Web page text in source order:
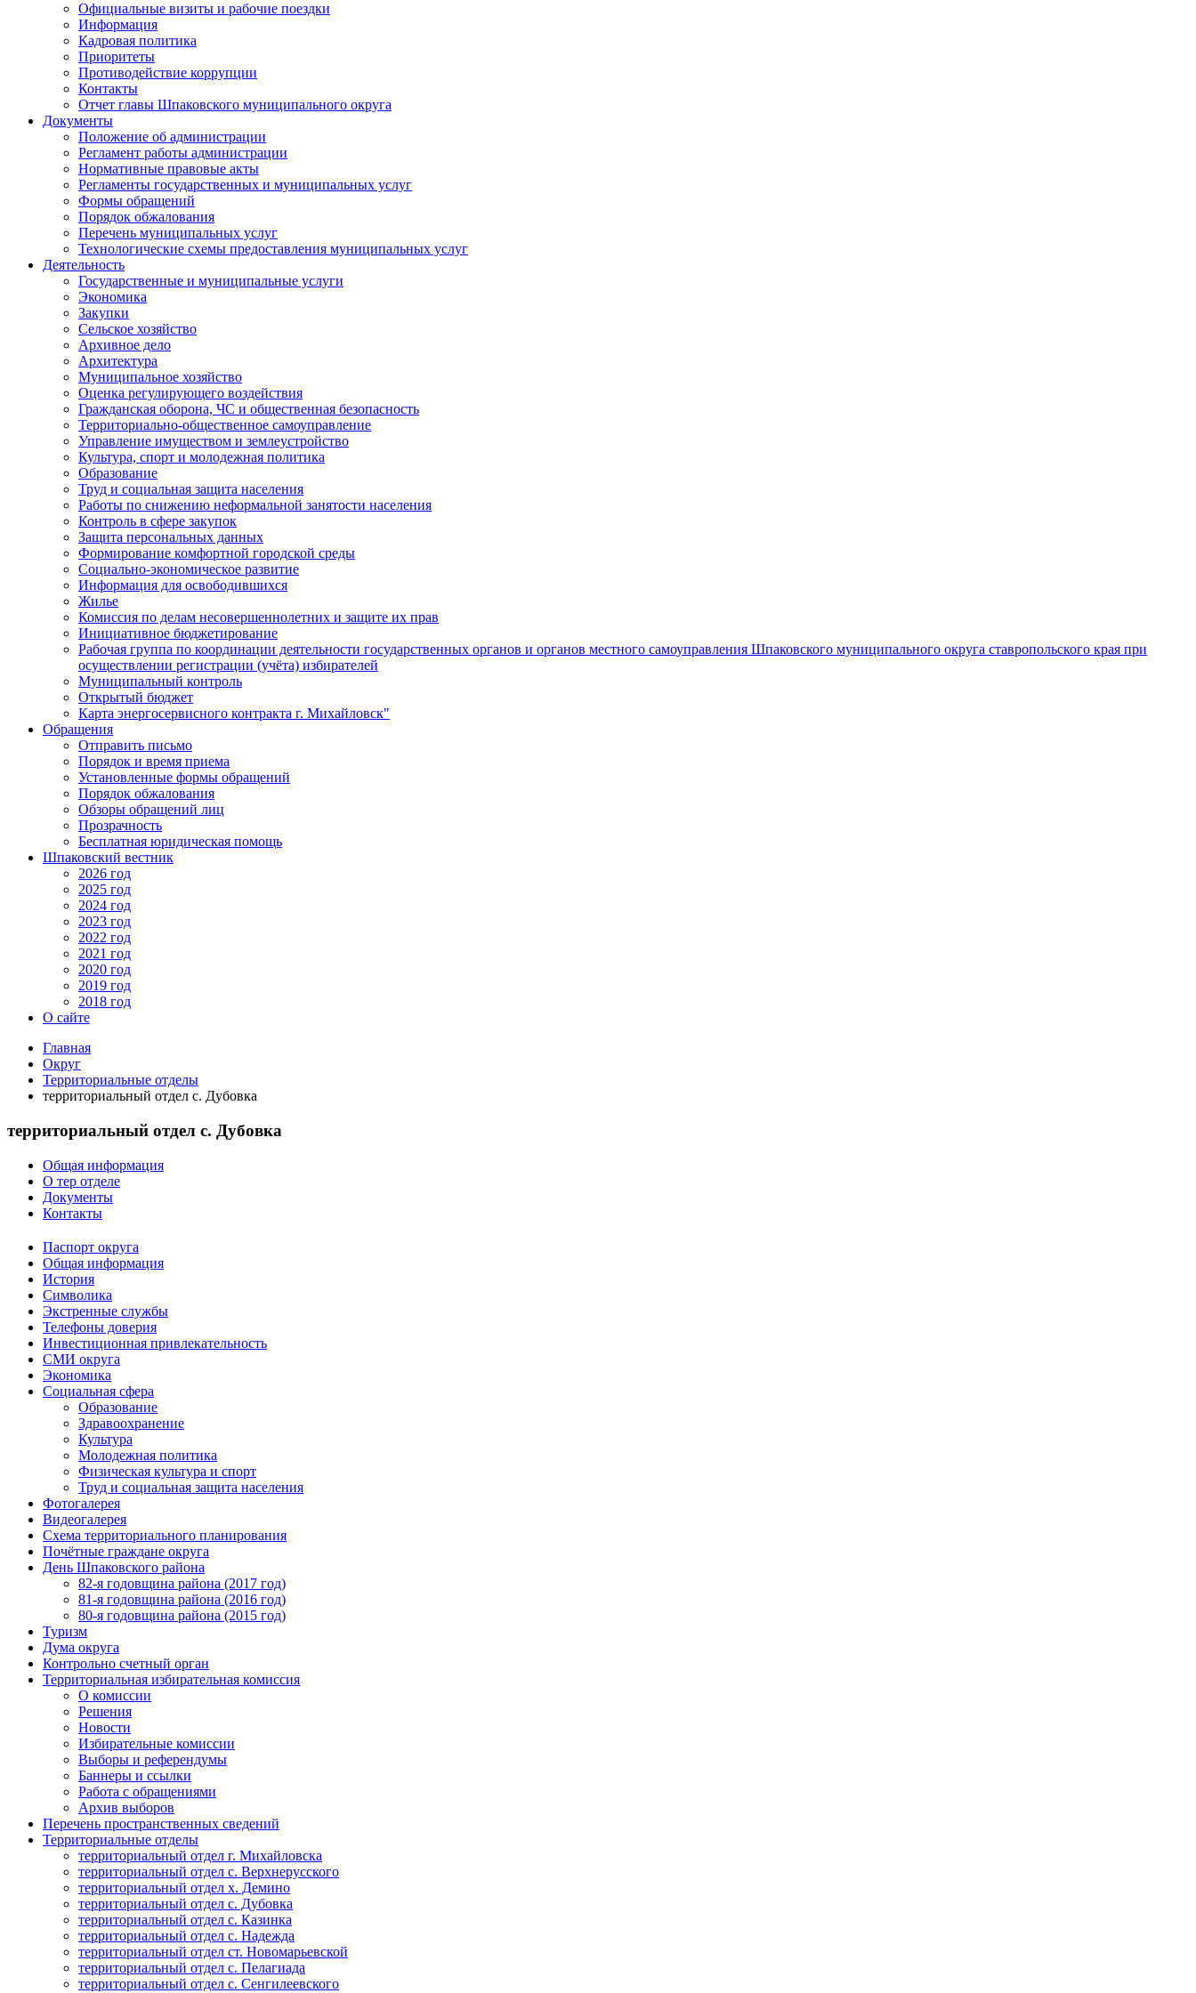
Официальные визиты и рабочие поездки
Информация
Кадровая политика
Приоритеты
Противодействие коррупции
Контакты
Отчет главы Шпаковского муниципального округа
Документы
Положение об администрации
Регламент работы администрации
Нормативные правовые акты
Регламенты государственных и муниципальных услуг
Формы обращений
Порядок обжалования
Перечень муниципальных услуг
Технологические схемы предоставления муниципальных услуг
Деятельность
Государственные и муниципальные услуги
Экономика
Закупки
Сельское хозяйство
Архивное дело
Архитектура
Муниципальное хозяйство
Оценка регулирующего воздействия
Гражданская оборона, ЧС и общественная безопасность
Территориально-общественное самоуправление
Управление имуществом и землеустройство
Культура, спорт и молодежная политика
Образование
Труд и социальная защита населения
Работы по снижению неформальной занятости населения
Контроль в сфере закупок
Защита персональных данных
Формирование комфортной городской среды
Социально-экономическое развитие
Информация для освободившихся
Жилье
Комиссия по делам несовершеннолетних и защите их прав
Инициативное бюджетирование
Рабочая группа по координации деятельности государственных органов и органов местного самоуправления Шпаковского муниципального округа ставропольского края при
осуществлении регистрации (учёта) избирателей
Муниципальный контроль
Открытый бюджет
Карта энергосервисного контракта г. Михайловск"
Обращения
Отправить письмо
Порядок и время приема
Установленные формы обращений
Порядок обжалования
Обзоры обращений лиц
Прозрачность
Бесплатная юридическая помощь
Шпаковский вестник
2026 год
2025 год
2024 год
2023 год
2022 год
2021 год
2020 год
2019 год
2018 год
О сайте
Главная
Округ
Территориальные отделы
территориальный отдел с. Дубовка
территориальный отдел с. Дубовка
Общая информация
О тер отделе
Документы
Контакты
Паспорт округа
Общая информация
История
Символика
Экстренные службы
Телефоны доверия
Инвестиционная привлекательность
СМИ округа
Экономика
Социальная сфера
Образование
Здравоохранение
Культура
Молодежная политика
Физическая культура и спорт
Труд и социальная защита населения
Фотогалерея
Видеогалерея
Схема территориального планирования
Почётные граждане округа
День Шпаковского района
82-я годовщина района (2017 год)
81-я годовщина района (2016 год)
80-я годовщина района (2015 год)
Туризм
Дума округа
Контрольно счетный орган
Территориальная избирательная комиссия
О комиссии
Решения
Новости
Избирательные комиссии
Выборы и референдумы
Баннеры и ссылки
Работа с обращениями
Архив выборов
Перечень пространственных сведений
Территориальные отделы
территориальный отдел г. Михайловска
территориальный отдел с. Верхнерусского
территориальный отдел х. Демино
территориальный отдел с. Дубовка
территориальный отдел с. Казинка
территориальный отдел с. Надежда
территориальный отдел ст. Новомарьевской
территориальный отдел с. Пелагиада
территориальный отдел с. Сенгилеевского